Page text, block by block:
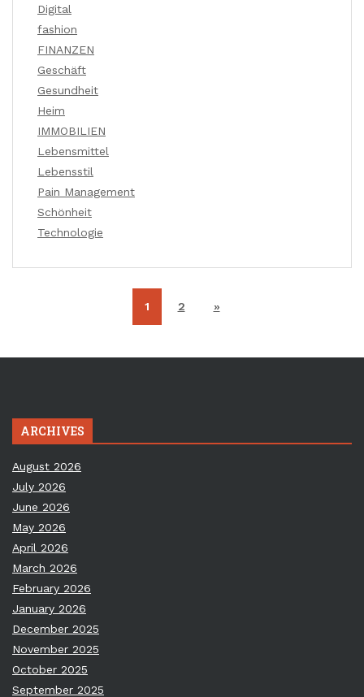
Digital
fashion
FINANZEN
Geschäft
Gesundheit
Heim
IMMOBILIEN
Lebensmittel
Lebensstil
Pain Management
Schönheit
Technologie
1 2 »
ARCHIVES
August 2026
July 2026
June 2026
May 2026
April 2026
March 2026
February 2026
January 2026
December 2025
November 2025
October 2025
September 2025